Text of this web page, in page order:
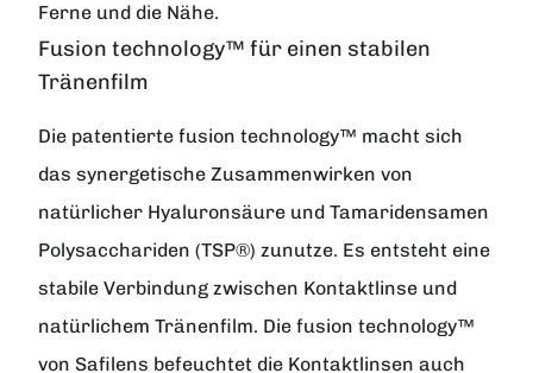
Ferne und die Nähe.
Fusion technology™ für einen stabilen
Tränenfilm
Die patentierte fusion technology™ macht sich
das synergetische Zusammenwirken von
natürlicher Hyaluronsäure und Tamaridensamen
Polysacchariden (TSP®) zunutze. Es entsteht eine
stabile Verbindung zwischen Kontaktlinse und
natürlichem Tränenfilm. Die fusion technology™
von Safilens befeuchtet die Kontaktlinsen auch